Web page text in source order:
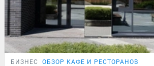
БИЗНЕС ОБЗОР КАФЕ И РЕСТОРАНОВ